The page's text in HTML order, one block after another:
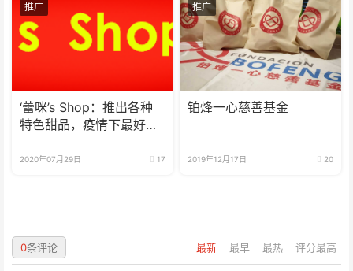
推广
‘蕾咪’s Shop：推出各种
特色甜品，疫情下最好的
2020年07月29日 17
推广
铂烽一心慈善基金
2019年12月17日 20
最新 最早 最热 评分最高
0条评论